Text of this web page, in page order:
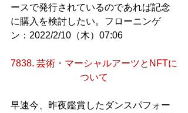
ースで発行されているのであれば記念
に購入を検討したい。フローニンゲ
ン：2022/2/10（木）07:06
7838. 芸術・マーシャルアーツとNFTに
ついて
早速今、昨夜鑑賞したダンスパフォー